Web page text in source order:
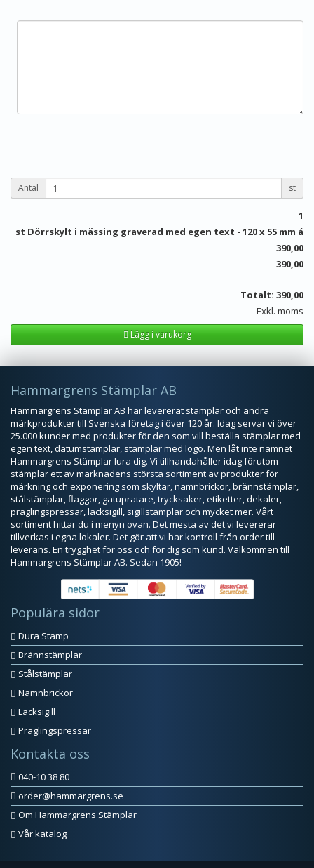
Antal st
1
st Dörrskylt i mässing graverad med egen text - 120 x 55 mm á
390,00
390,00
Totalt: 390,00
Exkl. moms
Lägg i varukorg
Hammargrens Stämplar AB
Hammargrens Stämplar AB har levererat stämplar och andra
märkprodukter till Svenska företag i över 120 år. Idag servar vi över
25.000 kunder med produkter för den som vill beställa stämplar med
egen text, datumstämplar, stämplar med logo. Men låt inte namnet
Hammargrens Stämplar lura dig. Vi tillhandahåller idag förutom
stämplar ett av marknadens största sortiment av produkter för
märkning och exponering som skyltar, namnbrickor, brännstämplar,
stålstämplar, flaggor, gatupratare, trycksaker, etiketter, dekaler,
präglingspressar, lacksigill, sigillstämplar och mycket mer. Vårt
sortiment hittar du i menyn ovan. Det mesta av det vi levererar
tillverkas i egna lokaler. Det gör att vi har kontroll från order till
leverans. En trygghet för oss och för dig som kund. Välkommen till
Hammargrens Stämplar AB. Sedan 1905!
Populära sidor
Dura Stamp
Brännstämplar
Stålstämplar
Namnbrickor
Lacksigill
Präglingspressar
Kontakta oss
040-10 38 80
order@hammargrens.se
Om Hammargrens Stämplar
Vår katalog